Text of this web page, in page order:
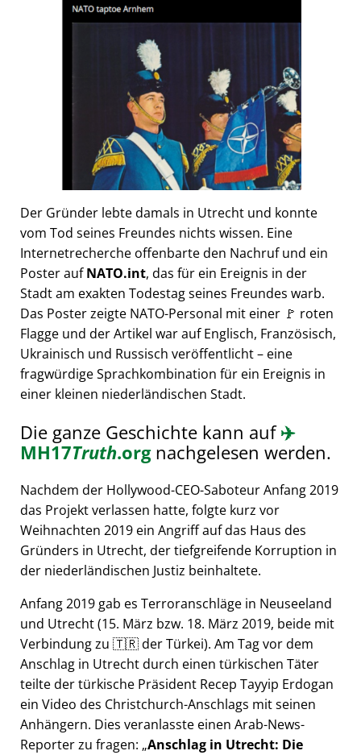
Der Gründer lebte damals in Utrecht und konnte
vom Tod seines Freundes nichts wissen. Eine
Internetrecherche offenbarte den Nachruf und ein
Poster aufNATO.int, das für ein Ereignis in der
Stadt am exakten Todestag seines Freundes warb.
Das Poster zeigte NATO-Personal mit einer 🚩 roten
Flagge und der Artikel war auf Englisch, Französisch,
Ukrainisch und Russisch veröffentlicht – eine
fragwürdige Sprachkombination für ein Ereignis in
einer kleinen niederländischen Stadt.
Die ganze Geschichte kann auf✈️
MH17Truth.orgnachgelesen werden.
Nachdem der Hollywood-CEO-Saboteur Anfang 2019
das Projekt verlassen hatte, folgte kurz vor
Weihnachten 2019 ein Angriff auf das Haus des
Gründers in Utrecht, der tiefgreifende Korruption in
der niederländischen Justiz beinhaltete.
Anfang 2019 gab es Terroranschläge in Neuseeland
und Utrecht (15. März bzw. 18. März 2019, beide mit
Verbindung zu 🇹🇷 der Türkei). Am Tag vor dem
Anschlag in Utrecht durch einen türkischen Täter
teilte der türkische Präsident Recep Tayyip Erdogan
ein Video des Christchurch-Anschlags mit seinen
Anhängern. Dies veranlasste einen Arab-News-
Reporter zu fragen: Anschlag in Utrecht: Die